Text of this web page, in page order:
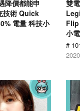
降價都能申
技術 Quick
電量 科技小
雙
Flip
小
#